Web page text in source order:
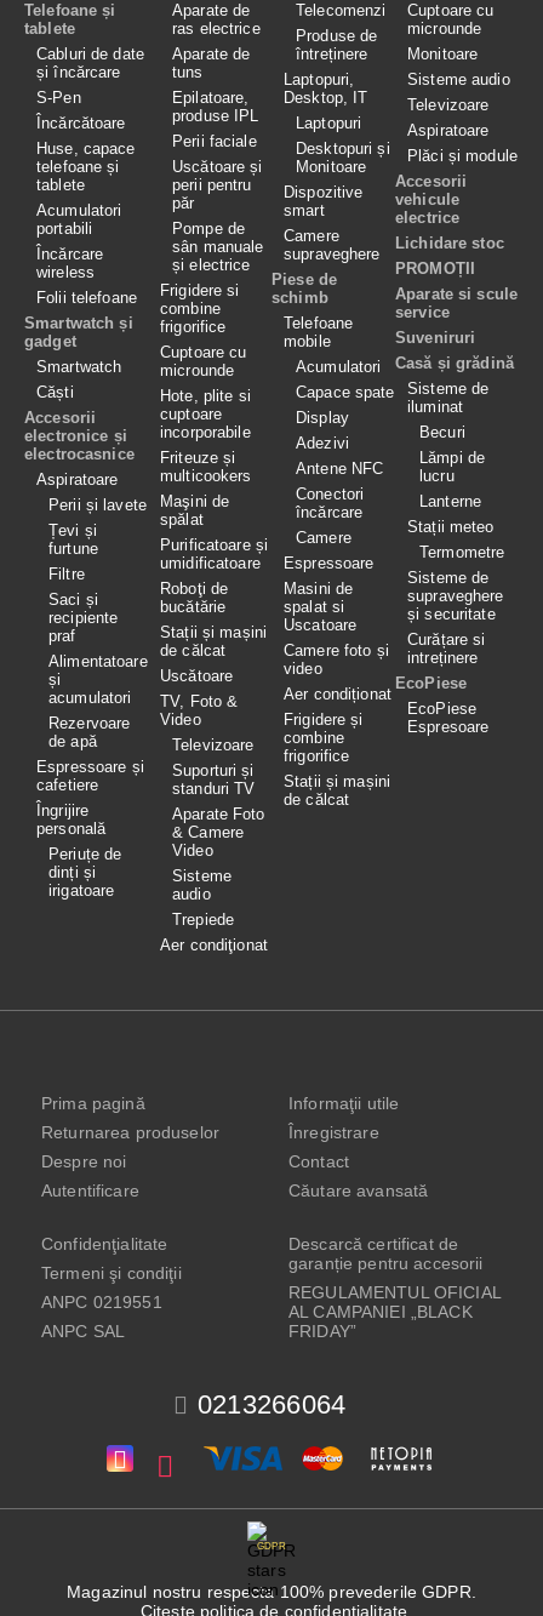
Telefoane și
tablete
Cabluri de date
și încărcare
S-Pen
Încărcătoare
Huse, capace
telefoane și
tablete
Acumulatori
portabili
Încărcare
wireless
Folii telefoane
Smartwatch și
gadget
Smartwatch
Căști
Accesorii
electronice și
electrocasnice
Aspiratoare
Perii și lavete
Țevi și
furtune
Filtre
Saci și
recipiente
praf
Alimentatoare
și
acumulatori
Rezervoare
de apă
Espressoare și
cafetiere
Îngrijire
personală
Periuțe de
dinți și
irigatoare
Aparate de
ras electrice
Aparate de
tuns
Epilatoare,
produse IPL
Perii faciale
Uscătoare și
perii pentru
păr
Pompe de
sân manuale
și electrice
Frigidere si
combine
frigorifice
Cuptoare cu
microunde
Hote, plite si
cuptoare
incorporabile
Friteuze și
multicookers
Maşini de
spălat
Purificatoare și
umidificatoare
Roboţi de
bucătărie
Stații și mașini
de călcat
Uscătoare
TV, Foto &
Video
Televizoare
Suporturi și
standuri TV
Aparate Foto
& Camere
Video
Sisteme
audio
Trepiede
Aer condiţionat
Telecomenzi
Produse de
întreținere
Laptopuri,
Desktop, IT
Laptopuri
Desktopuri și
Monitoare
Dispozitive
smart
Camere
supraveghere
Piese de
schimb
Telefoane
mobile
Acumulatori
Capace spate
Display
Adezivi
Antene NFC
Conectori
încărcare
Camere
Espressoare
Masini de
spalat si
Uscatoare
Camere foto și
video
Aer condiționat
Frigidere și
combine
frigorifice
Stații și mașini
de călcat
Cuptoare cu
microunde
Monitoare
Sisteme audio
Televizoare
Aspiratoare
Plăci și module
Accesorii
vehicule
electrice
Lichidare stoc
PROMOȚII
Aparate si scule
service
Suveniruri
Casă și grădină
Sisteme de
iluminat
Becuri
Lămpi de
lucru
Lanterne
Stații meteo
Termometre
Sisteme de
supraveghere
și securitate
Curățare si
intreținere
EcoPiese
EcoPiese
Espresoare
0213266064
Prima pagină
Returnarea produselor
Despre noi
Autentificare
Informaţii utile
Înregistrare
Contact
Căutare avansată
Confidenţialitate
Termeni şi condiţii
ANPC 0219551
ANPC SAL
Descarcă certificat de
garanție pentru accesorii
REGULAMENTUL OFICIAL
AL CAMPANIEI „BLACK
FRIDAY”
GDPR
Magazinul nostru respecta 100% prevederile GDPR.
Citeste politica de confidentialitate